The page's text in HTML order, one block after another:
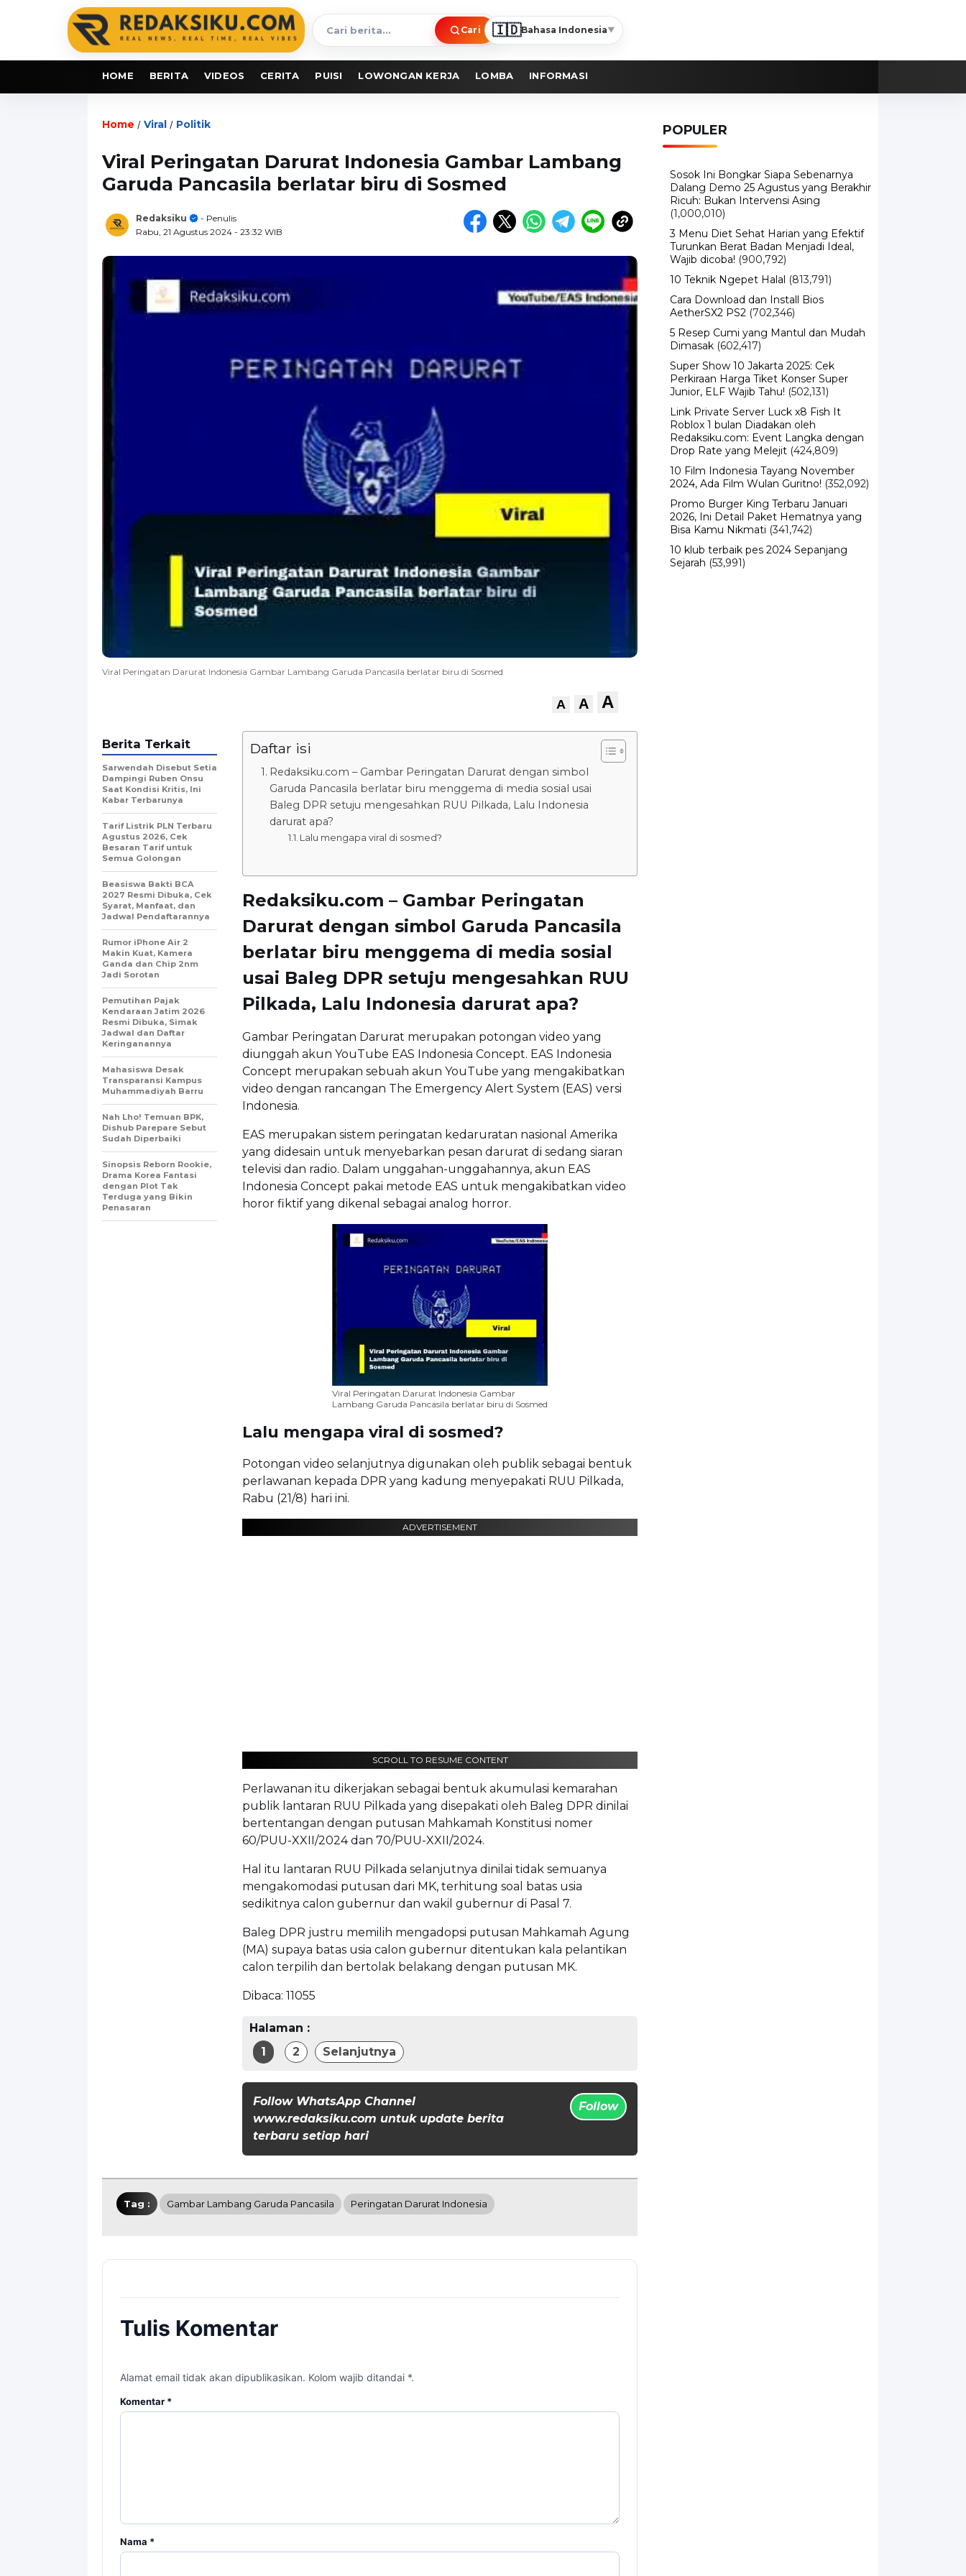
Cari
berita
Cari 🇮🇩Bahasa Indonesia▼
HOME BERITA VIDEOS CERITA PUISI LOWONGAN KERJA LOMBA INFORMASI
Home / Viral / Politik
Viral Peringatan Darurat Indonesia Gambar Lambang
Garuda Pancasila berlatar biru di Sosmed
Redaksiku
- Penulis
Rabu, 21 Agustus 2024 - 23:32 WIB
Viral Peringatan Darurat Indonesia Gambar Lambang Garuda Pancasila berlatar biru di Sosmed
A A A
Daftar isi
Redaksiku.com – Gambar Peringatan Darurat dengan simbol
Garuda Pancasila berlatar biru menggema di media sosial usai
Baleg DPR setuju mengesahkan RUU Pilkada, Lalu Indonesia
darurat apa?
Lalu mengapa viral di sosmed?
Redaksiku.com – Gambar Peringatan
Darurat dengan simbol Garuda Pancasila
berlatar biru menggema di media sosial
usai Baleg DPR setuju mengesahkan RUU
Pilkada, Lalu Indonesia darurat apa?
Gambar Peringatan Darurat merupakan potongan video yang
diunggah akun YouTube EAS Indonesia Concept. EAS Indonesia
Concept merupakan sebuah akun YouTube yang mengakibatkan
video dengan rancangan The Emergency Alert System (EAS) versi
Indonesia.
EAS merupakan sistem peringatan kedaruratan nasional Amerika
yang didesain untuk menyebarkan pesan darurat di sedang siaran
televisi dan radio. Dalam unggahan-unggahannya, akun EAS
Indonesia Concept pakai metode EAS untuk mengakibatkan video
horor fiktif yang dikenal sebagai analog horror.
Viral Peringatan Darurat Indonesia Gambar
Lambang Garuda Pancasila berlatar biru di Sosmed
Lalu mengapa viral di sosmed?
Potongan video selanjutnya digunakan oleh publik sebagai bentuk
perlawanan kepada DPR yang kadung menyepakati RUU Pilkada,
Rabu (21/8) hari ini.
ADVERTISEMENT
SCROLL TO RESUME CONTENT
Perlawanan itu dikerjakan sebagai bentuk akumulasi kemarahan
publik lantaran RUU Pilkada yang disepakati oleh Baleg DPR dinilai
bertentangan dengan putusan Mahkamah Konstitusi nomer
60/PUU-XXII/2024 dan 70/PUU-XXII/2024.
Hal itu lantaran RUU Pilkada selanjutnya dinilai tidak semuanya
mengakomodasi putusan dari MK, terhitung soal batas usia
sedikitnya calon gubernur dan wakil gubernur di Pasal 7.
Baleg DPR justru memilih mengadopsi putusan Mahkamah Agung
(MA) supaya batas usia calon gubernur ditentukan kala pelantikan
calon terpilih dan bertolak belakang dengan putusan MK.
Dibaca: 11055
Halaman :
1
2 Selanjutnya
Follow WhatsApp Channel
www.redaksiku.com untuk update berita
terbaru setiap hari
Follow
Berita Terkait
Sarwendah Disebut Setia
Dampingi Ruben Onsu
Saat Kondisi Kritis, Ini
Kabar Terbarunya
Tarif Listrik PLN Terbaru
Agustus 2026, Cek
Besaran Tarif untuk
Semua Golongan
Beasiswa Bakti BCA
2027 Resmi Dibuka, Cek
Syarat, Manfaat, dan
Jadwal Pendaftarannya
Rumor iPhone Air 2
Makin Kuat, Kamera
Ganda dan Chip 2nm
Jadi Sorotan
Pemutihan Pajak
Kendaraan Jatim 2026
Resmi Dibuka, Simak
Jadwal dan Daftar
Keringanannya
Mahasiswa Desak
Transparansi Kampus
Muhammadiyah Barru
Nah Lho! Temuan BPK,
Dishub Parepare Sebut
Sudah Diperbaiki
Sinopsis Reborn Rookie,
Drama Korea Fantasi
dengan Plot Tak
Terduga yang Bikin
Penasaran
Tag : Gambar Lambang Garuda Pancasila Peringatan Darurat Indonesia
Tulis Komentar
Alamat email tidak akan dipublikasikan. Kolom wajib ditandai *.
Komentar *
Nama *
POPULER
Sosok Ini Bongkar Siapa Sebenarnya
Dalang Demo 25 Agustus yang Berakhir
Ricuh: Bukan Intervensi Asing
(1,000,010)
3 Menu Diet Sehat Harian yang Efektif
Turunkan Berat Badan Menjadi Ideal,
Wajib dicoba! (900,792)
10 Teknik Ngepet Halal (813,791)
Cara Download dan Install Bios
AetherSX2 PS2 (702,346)
5 Resep Cumi yang Mantul dan Mudah
Dimasak (602,417)
Super Show 10 Jakarta 2025: Cek
Perkiraan Harga Tiket Konser Super
Junior, ELF Wajib Tahu! (502,131)
Link Private Server Luck x8 Fish It
Roblox 1 bulan Diadakan oleh
Redaksiku.com: Event Langka dengan
Drop Rate yang Melejit (424,809)
10 Film Indonesia Tayang November
2024, Ada Film Wulan Guritno! (352,092)
Promo Burger King Terbaru Januari
2026, Ini Detail Paket Hematnya yang
Bisa Kamu Nikmati (341,742)
10 klub terbaik pes 2024 Sepanjang
Sejarah (53,991)